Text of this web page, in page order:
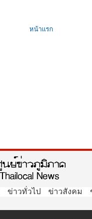
หน้าแรก
ข่าวทั่วไป ข่าวสังคม